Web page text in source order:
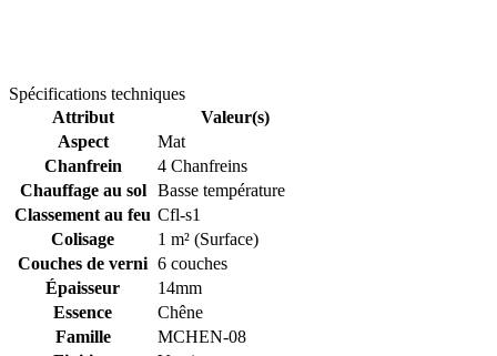
Spécifications techniques
Attribut
Valeur(s)
Aspect
Mat
Chanfrein
4 Chanfreins
Chauffage au sol
Basse température
Classement au feu Cfl-s1
Colisage
1 m² (Surface)
Couches de verni 6 couches
Épaisseur
14mm
Essence
Chêne
Famille
MCHEN-08